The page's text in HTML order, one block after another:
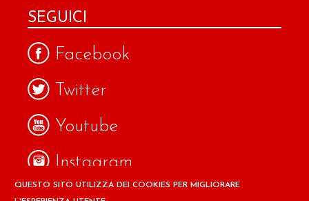
SEGUICI
Facebook
Twitter
Youtube
Instagram
QUESTO SITO UTILIZZA DEI COOKIES PER MIGLIORARE